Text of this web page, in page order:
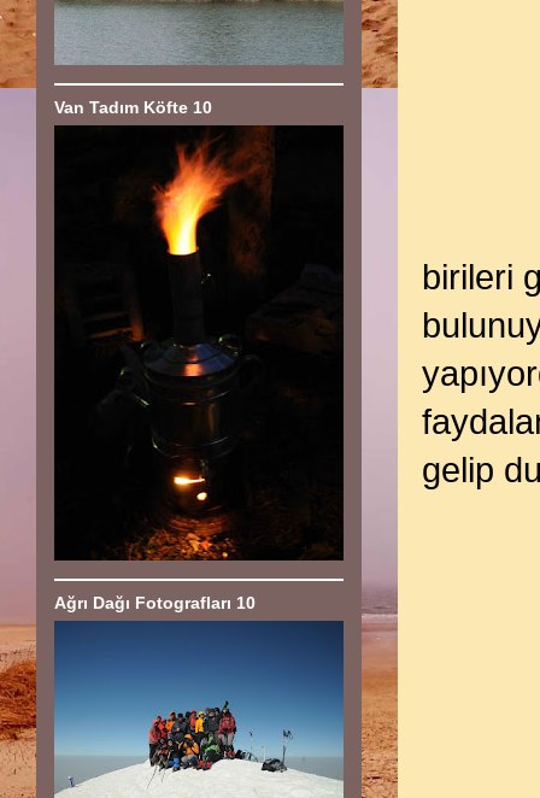
birileri
gelip
Van Tadım Köfte 10
Ağrı Dağı Fotografları 10